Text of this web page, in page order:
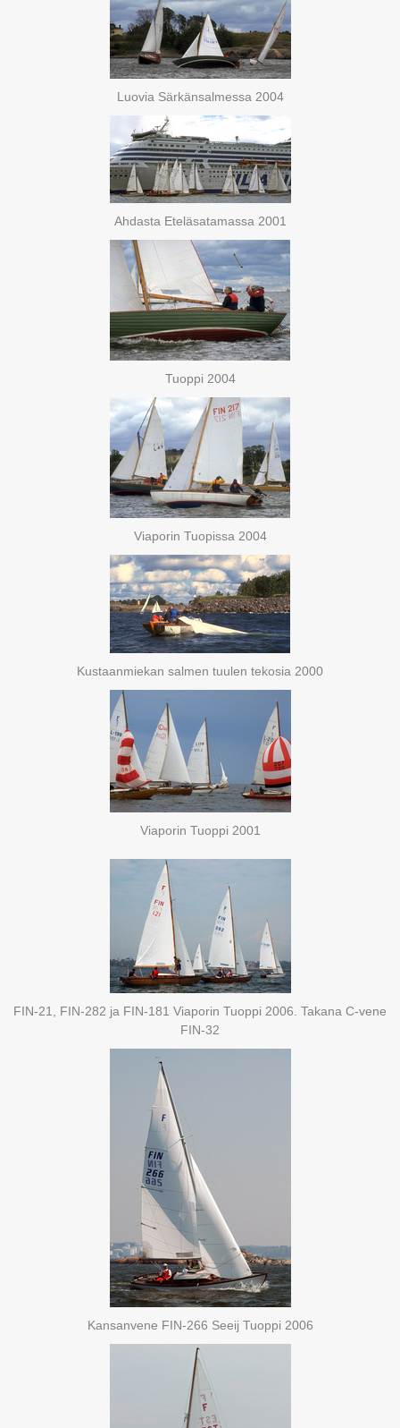
Luovia Särkänsalmessa 2004
Ahdasta Eteläsatamassa 2001
Tuoppi 2004
Viaporin Tuopissa 2004
Kustaanmiekan salmen tuulen tekosia 2000
Viaporin Tuoppi 2001
FIN-21, FIN-282 ja FIN-181 Viaporin Tuoppi 2006. Takana C-vene
FIN-32
Kansanvene FIN-266 Seeij Tuoppi 2006